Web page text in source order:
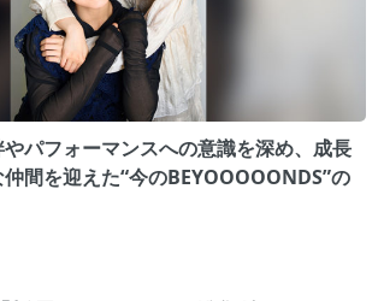
パフォーマンスへの意識を深め、成長
間を迎えた“今のBEYOOOOONDS”の